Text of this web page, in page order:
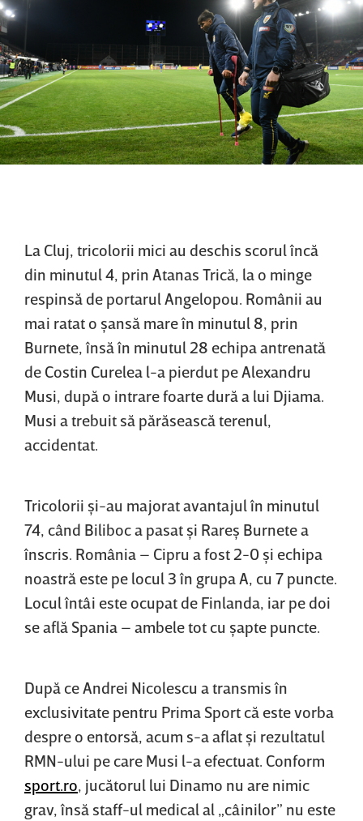
La Cluj, tricolorii mici au deschis scorul încă
din minutul 4, prin Atanas Trică, la o minge
respinsă de portarul Angelopou. Românii au
mai ratat o şansă mare în minutul 8, prin
Burnete, însă în minutul 28 echipa antrenată
de Costin Curelea l-a pierdut pe Alexandru
Musi, după o intrare foarte dură a lui Djiama.
Musi a trebuit să părăsească terenul,
accidentat.
Tricolorii şi-au majorat avantajul în minutul
74, când Biliboc a pasat şi Rareş Burnete a
înscris. România – Cipru a fost 2-0 şi echipa
noastră este pe locul 3 în grupa A, cu 7 puncte.
Locul întâi este ocupat de Finlanda, iar pe doi
se află Spania – ambele tot cu şapte puncte.
După ce Andrei Nicolescu a transmis în
exclusivitate pentru Prima Sport că este vorba
despre o entorsă, acum s-a aflat şi rezultatul
RMN-ului pe care Musi l-a efectuat. Conform
sport.ro, jucătorul lui Dinamo nu are nimic
grav, însă staff-ul medical al „câinilor” nu este